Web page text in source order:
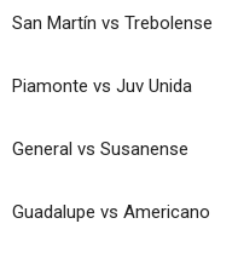
San Martín vs Trebolense
Piamonte vs Juv Unida
General vs Susanense
Guadalupe vs Americano